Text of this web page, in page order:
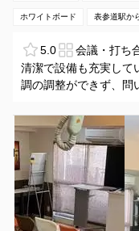
ホワイトボード 表参道駅か
5.0 会議・打ち
清潔で設備も充実して
調の調整ができず、問
【渋谷駅/徒歩5分】ISIN
ISIN桜丘町